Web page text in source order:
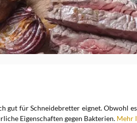
gut für Schneidebretter eignet. Obwohl
Eigenschaften gegen Bakterien. Mehr